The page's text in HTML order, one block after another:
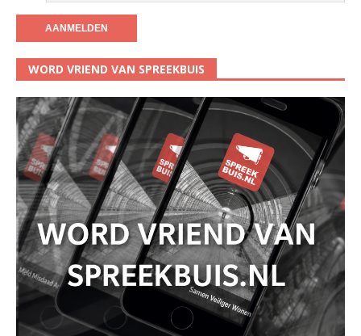
WORD VRIEND VAN SPREEKBUIS